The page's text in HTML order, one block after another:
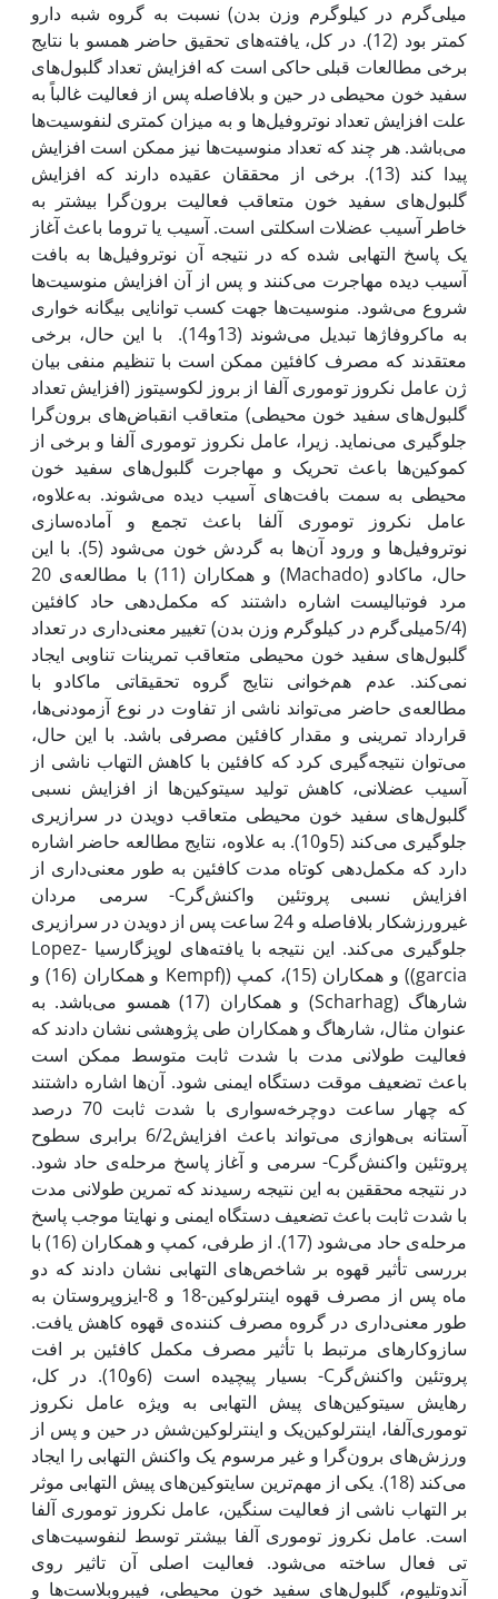
میلی‌گرم در کیلوگرم وزن بدن) نسبت به گروه شبه دارو
کمتر بود (12). در کل، یافته‌های تحقیق حاضر همسو با نتایج
برخی مطالعات قبلی حاکی است که افزایش تعداد گلبول‌های
سفید خون محیطی در حین و بلافاصله پس از فعالیت غالباً به
علت افزایش تعداد نوتروفیل‌ها و به میزان کمتری لنفوسیت‌ها
می‌باشد. هر چند که تعداد منوسیت‌ها نیز ممکن است افزایش
پیدا کند (13). برخی از محققان عقیده دارند که افزایش
گلبول‌های سفید خون متعاقب فعالیت برون‌گرا بیشتر به
خاطر آسیب عضلات اسکلتی است. آسیب یا تروما باعث آغاز
یک پاسخ التهابی شده که در نتیجه آن نوتروفیل‌ها به بافت
آسیب دیده مهاجرت می‌کنند و پس از آن افزایش منوسیت‌ها
شروع می‌شود. منوسیت‌ها جهت کسب توانایی بیگانه خواری
به ماکروفاژها تبدیل می‌شوند (13و14). با این حال، برخی
معتقدند که مصرف کافئین ممکن است با تنظیم منفی بیان
ژن عامل ‌نکروز‌ توموری ‌آلفا از بروز لکوسیتوز (افزایش تعداد
گلبول‌های سفید خون محیطی) متعاقب انقباض‌های برون‌گرا
جلوگیری می‌نماید. زیرا، عامل‌ نکروز‌ توموری ‌آلفا و برخی از
کموکین‌ها باعث تحریک و مهاجرت گلبول‌های سفید خون
محیطی به سمت بافت‌های آسیب‌ دیده می‌شوند. به‌علاوه،
عامل نکروز ‌توموری ‌آلفا باعث تجمع و آماده‌سازی
نوتروفیل‌ها و ورود آن‌ها به گردش خون می‌شود (5). با این
حال، ماکادو (Machado) و همکاران (11) با مطالعه‌ی 20
مرد فوتبالیست اشاره داشتند که مکمل‌دهی حاد کافئین
(5/4میلی‌گرم در کیلوگرم وزن بدن) تغییر معنی‌داری در تعداد
گلبول‌های سفید خون محیطی متعاقب تمرینات تناوبی ایجاد
نمی‌کند. عدم هم‌خوانی نتایج گروه تحقیقاتی ماکادو با
مطالعه‌ی حاضر می‌تواند ناشی از تفاوت در نوع آزمودنی‌ها،
قرارداد تمرینی و مقدار کافئین مصرفی باشد. با این حال،
می‌توان نتیجه‌گیری کرد که کافئین با کاهش التهاب ناشی از
آسیب عضلانی، کاهش تولید سیتوکین‌ها از افزایش نسبی
گلبول‌های سفید خون محیطی متعاقب دویدن در سرازیری
جلوگیری می‌کند (5و10). به علاوه، نتایج مطالعه حاضر اشاره
دارد که مکمل‌دهی کوتاه مدت کافئین به طور معنی‌داری از
افزایش نسبی پروتئین واکنش‌گرC- سرمی مردان
غیرورزشکار بلافاصله و 24 ساعت پس از دویدن در سرازیری
جلوگیری می‌کند. این نتیجه با یافته‌های لوپزگارسیا Lopez-
garcia)) و همکاران (15)، کمپ ((Kempf و همکاران (16) و
شارهاگ (Scharhag) و همکاران (17) همسو می‌باشد. به
عنوان مثال، شارهاگ و همکاران طی پژوهشی نشان دادند که
فعالیت طولانی مدت با شدت ثابت متوسط ممکن است
باعث تضعیف موقت دستگاه ایمنی شود. آن‌ها اشاره داشتند
که چهار ساعت دوچرخه‌سواری با شدت ثابت 70 درصد
آستانه بی‌هوازی می‌تواند باعث افزایش6/2 برابری سطوح
پروتئین‌ واکنش‌گرC- سرمی و آغاز پاسخ مرحله‌ی حاد شود.
در نتیجه محققین به این نتیجه رسیدند که تمرین طولانی مدت
با شدت ثابت باعث تضعیف دستگاه ایمنی و نهایتا موجب پاسخ
مرحله‌ی حاد می‌شود (17). از طرفی، کمپ و همکاران (16) با
بررسی تأثیر قهوه بر شاخص‌های التهابی نشان دادند که دو
ماه پس از مصرف قهوه اینترلوکین-18 و 8-ایزوپروستان به
طور معنی‌داری در گروه مصرف کننده‌ی قهوه کاهش یافت.
سازوکارهای مرتبط با تأثیر مصرف مکمل کافئین بر افت
پروتئین‌ واکنش‌گرC- بسیار پیچیده است (6و10). در کل،
رهایش سیتوکین‌های پیش التهابی به ویژه عامل نکروز
توموری‌آلفا، اینترلوکین‌یک و اینترلوکین‌شش در حین و پس از
ورزش‌های برون‌گرا و غیر مرسوم یک واکنش التهابی را ایجاد
می‌کند (18). یکی از مهم‌ترین سایتوکین‌های پیش التهابی موثر
بر التهاب ناشی از فعالیت سنگین، عامل‌ نکروز ‌توموری‌ آلفا
است. عامل‌ نکروز ‌توموری ‌آلفا بیشتر توسط لنفوسیت‌های
تی فعال ساخته می‌شود. فعالیت اصلی آن تاثیر روی
آندوتلیوم، گلبول‌های سفید خون محیطی، فیبروبلاست‌ها و